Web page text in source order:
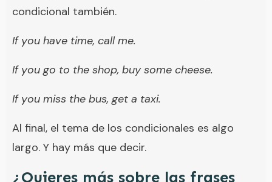
condicional también.
If you have time, call me.
If you go to the shop, buy some cheese.
If you miss the bus, get a taxi.
Al final, el tema de los condicionales es algo
largo. Y hay más que decir.
¿Quieres más sobre las frases